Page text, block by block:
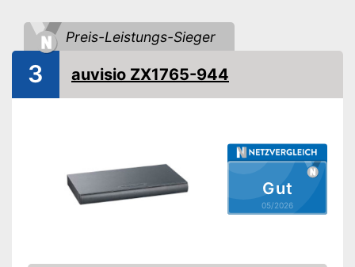
Wandmontage
Enthält einen HDMI-
Anschluss
Amazon Lieferzeit
Preis-Leistungs-Sieger
Gut
05/2026
3 auvisio ZX1765-944